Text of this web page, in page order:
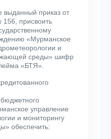
выданный приказ от
присвоить
«Мурманское
и
среды» шифр
«БТЯ».
бюджетного
управление
и мониторингу
обеспечить: